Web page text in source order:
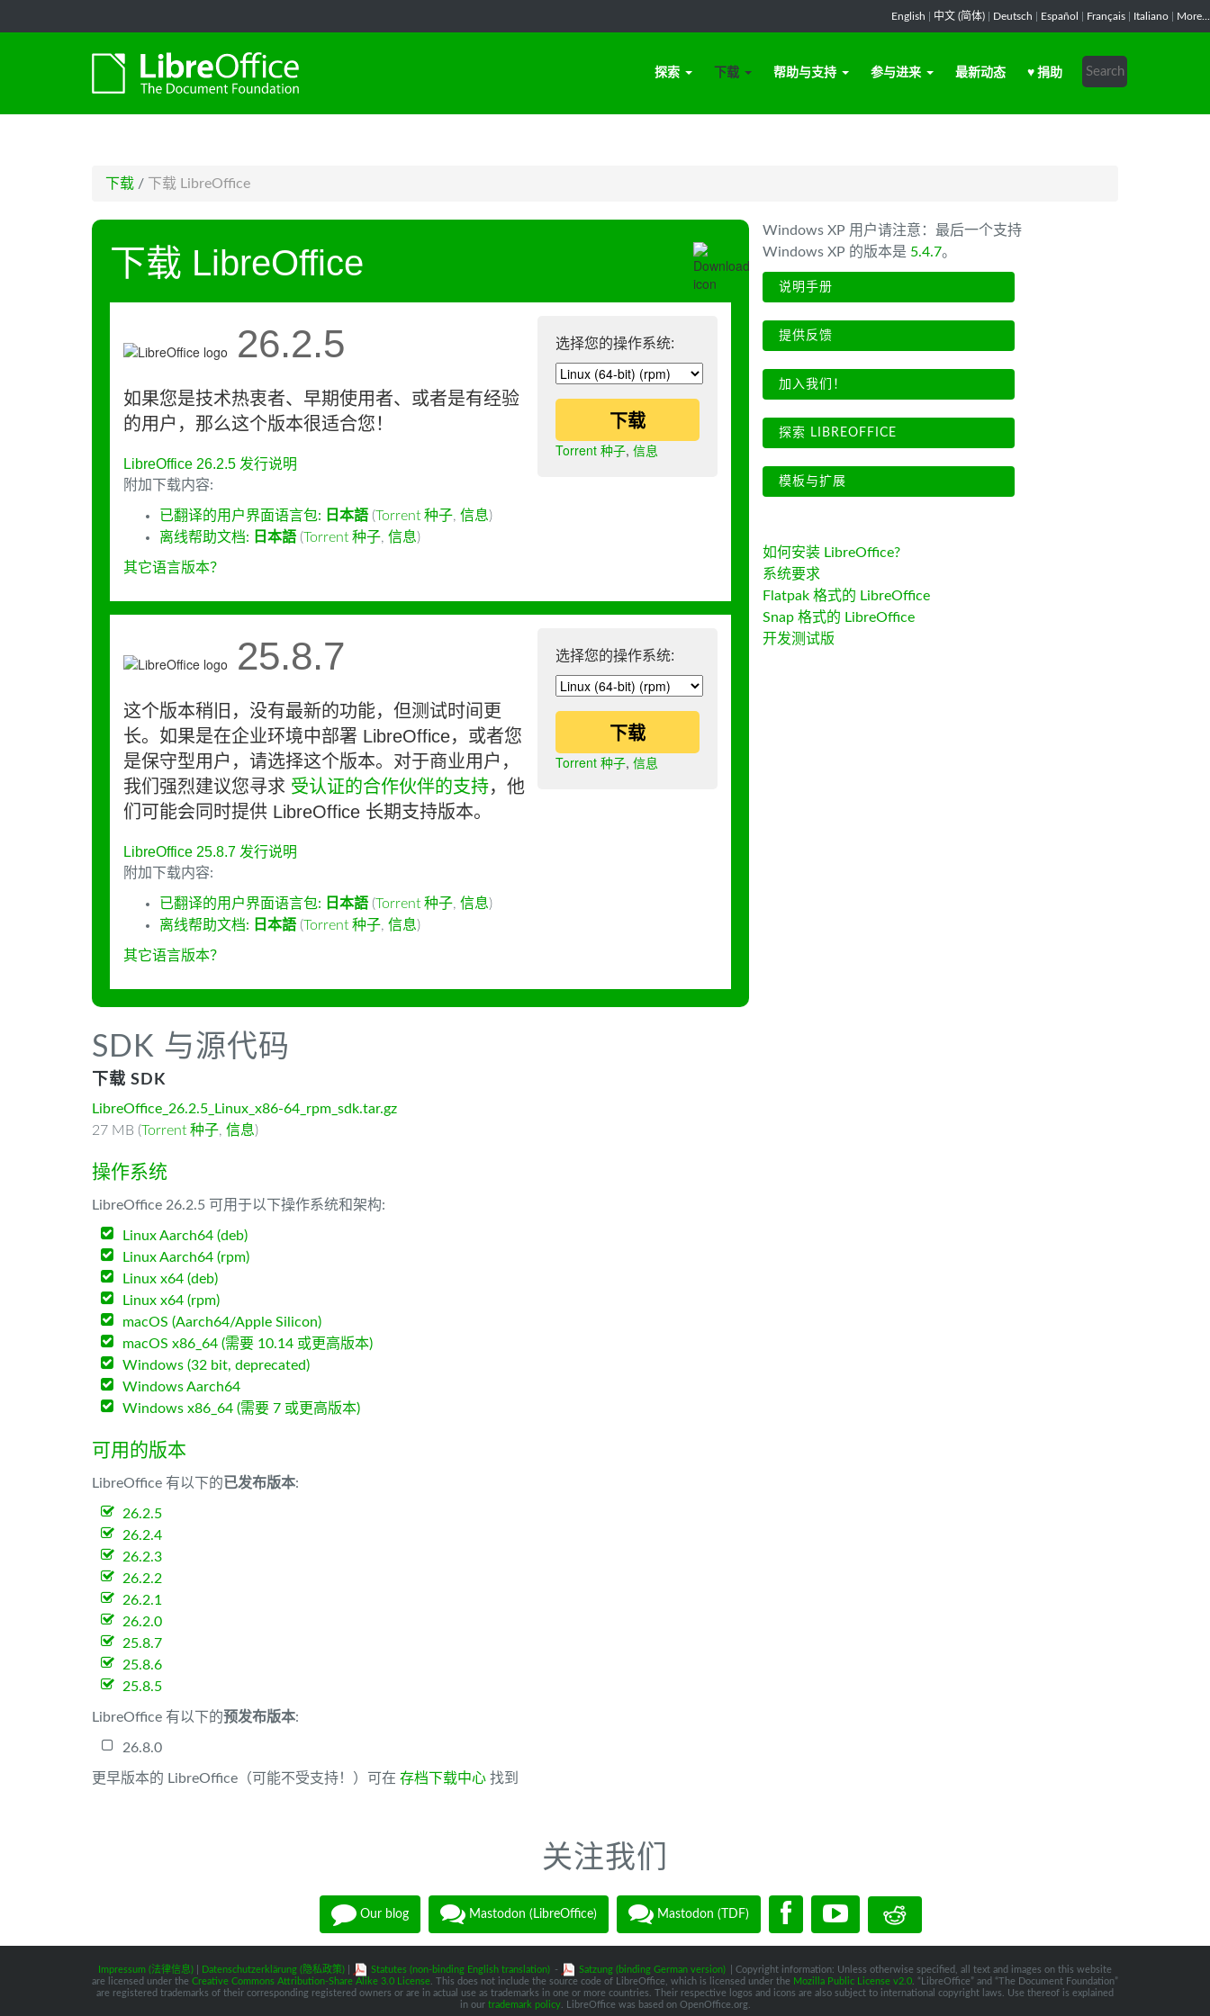
English 中文 (简体) Deutsch Español Français Italiano More...
探索 下载 帮助与支持 参与进来 最新动态 ♥ 捐助
下载 / 下载 LibreOffice
下载 LibreOffice
选择您的操作系统:
下载
Torrent 种子, 信息
26.2.5
如果您是技术热衷者、早期使用者、或者是有经验
的用户，那么这个版本很适合您！
LibreOffice 26.2.5 发行说明
附加下载内容:
已翻译的用户界面语言包: 日本語 (Torrent 种子, 信息)
离线帮助文档: 日本語 (Torrent 种子, 信息)
其它语言版本？
选择您的操作系统:
下载
Torrent 种子, 信息
25.8.7
这个版本稍旧，没有最新的功能，但测试时间更
长。如果是在企业环境中部署 LibreOffice，或者您
是保守型用户，请选择这个版本。对于商业用户，
我们强烈建议您寻求 受认证的合作伙伴的支持，他
们可能会同时提供 LibreOffice 长期支持版本。
LibreOffice 25.8.7 发行说明
附加下载内容:
已翻译的用户界面语言包: 日本語 (Torrent 种子, 信息)
离线帮助文档: 日本語 (Torrent 种子, 信息)
其它语言版本？
SDK 与源代码
下载 SDK
LibreOffice_26.2.5_Linux_x86-64_rpm_sdk.tar.gz
27 MB (Torrent 种子, 信息)
操作系统
LibreOffice 26.2.5 可用于以下操作系统和架构:
Linux Aarch64 (deb)
Linux Aarch64 (rpm)
Linux x64 (deb)
Linux x64 (rpm)
macOS (Aarch64/Apple Silicon)
macOS x86_64 (需要 10.14 或更高版本)
Windows (32 bit, deprecated)
Windows Aarch64
Windows x86_64 (需要 7 或更高版本)
可用的版本
LibreOffice 有以下的已发布版本:
26.2.5
26.2.4
26.2.3
26.2.2
26.2.1
26.2.0
25.8.7
25.8.6
25.8.5
LibreOffice 有以下的预发布版本:
26.8.0
更早版本的 LibreOffice（可能不受支持！）可在 存档下载中心 找到
Windows XP 用户请注意：最后一个支持
Windows XP 的版本是 5.4.7。
说明手册
提供反馈
加入我们！
探索 LIBREOFFICE
模板与扩展
如何安装 LibreOffice?
系统要求
Flatpak 格式的 LibreOffice
Snap 格式的 LibreOffice
开发测试版
关注我们
Our blog Mastodon (LibreOffice) Mastodon (TDF)
Impressum (法律信息) Datenschutzerklärung (隐私政策) Statutes (non-binding English translation) - Satzung (binding German version)
| Copyright information: Unless otherwise specified, all text and images on this website
are licensed under the Creative Commons Attribution-Share Alike 3.0 License . This does not include the source code of LibreOffice, which is licensed under the Mozilla Public License v2.0 . “LibreOffice” and “The Document Foundation”
are registered trademarks of their corresponding registered owners or are in actual use as trademarks in one or more countries. Their respective logos and icons are also subject to international copyright laws. Use thereof is explained
in our trademark policy. LibreOffice was based on OpenOffice.org.